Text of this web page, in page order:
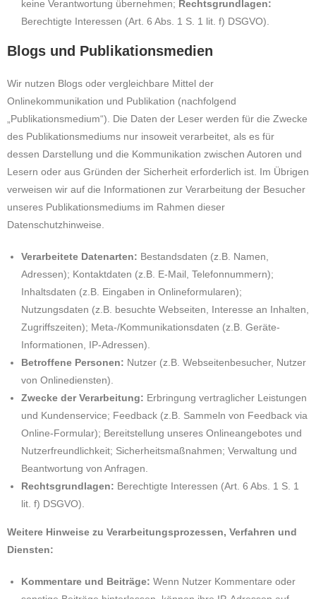
keine Verantwortung übernehmen; Rechtsgrundlagen:
Berechtigte Interessen (Art. 6 Abs. 1 S. 1 lit. f) DSGVO).
Blogs und Publikationsmedien
Wir nutzen Blogs oder vergleichbare Mittel der
Onlinekommunikation und Publikation (nachfolgend
„Publikationsmedium“). Die Daten der Leser werden für die Zwecke
des Publikationsmediums nur insoweit verarbeitet, als es für
dessen Darstellung und die Kommunikation zwischen Autoren und
Lesern oder aus Gründen der Sicherheit erforderlich ist. Im Übrigen
verweisen wir auf die Informationen zur Verarbeitung der Besucher
unseres Publikationsmediums im Rahmen dieser
Datenschutzhinweise.
Verarbeitete Datenarten: Bestandsdaten (z.B. Namen,
Adressen); Kontaktdaten (z.B. E-Mail, Telefonnummern);
Inhaltsdaten (z.B. Eingaben in Onlineformularen);
Nutzungsdaten (z.B. besuchte Webseiten, Interesse an Inhalten,
Zugriffszeiten); Meta-/Kommunikationsdaten (z.B. Geräte-
Informationen, IP-Adressen).
Betroffene Personen: Nutzer (z.B. Webseitenbesucher, Nutzer
von Onlinediensten).
Zwecke der Verarbeitung: Erbringung vertraglicher Leistungen
und Kundenservice; Feedback (z.B. Sammeln von Feedback via
Online-Formular); Bereitstellung unseres Onlineangebotes und
Nutzerfreundlichkeit; Sicherheitsmaßnahmen; Verwaltung und
Beantwortung von Anfragen.
Rechtsgrundlagen: Berechtigte Interessen (Art. 6 Abs. 1 S. 1
lit. f) DSGVO).
Weitere Hinweise zu Verarbeitungsprozessen, Verfahren und
Diensten:
Kommentare und Beiträge: Wenn Nutzer Kommentare oder